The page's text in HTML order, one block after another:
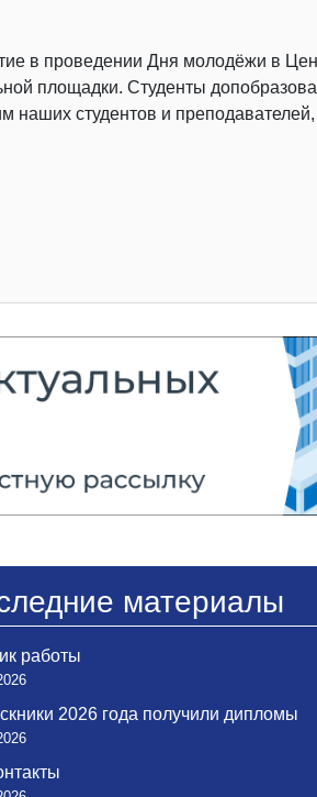
в проведении Дня молодёжи в
площадки. Студенты
наших студентов и
материалы
работы
2026 года получили дипломы